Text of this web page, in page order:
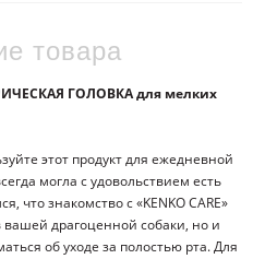
товара
ГОЛОВКА для мелких
этот продукт для ежедневной
могла с удовольствием есть
знакомство с «KENKO CARE»
вашей драгоценной собаки, но и
об уходе за полостью рта. Для